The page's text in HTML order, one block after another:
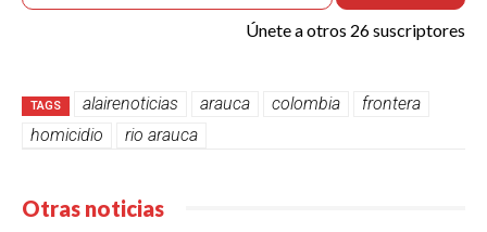
Únete a otros 26 suscriptores
TAGS alairenoticias arauca colombia
frontera
homicidio
rio arauca
Otras noticias